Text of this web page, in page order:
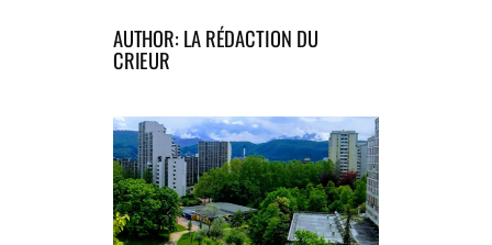
AUTHOR: LA RÉDACTION DU
CRIEUR